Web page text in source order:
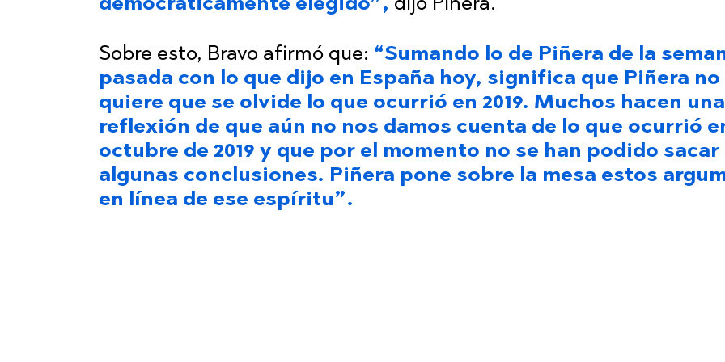
democráticamente elegido”, dijo Piñera.
Sobre esto, Bravo afirmó que: “Sumando lo de Piñera de la
pasada con lo que dijo en España hoy, significa que Piñera no
quiere que se olvide lo que ocurrió en 2019. Muchos hacen una
reflexión de que aún no nos damos cuenta de lo que ocurrió
octubre de 2019 y que por el momento no se han podido sacar
algunas conclusiones. Piñera pone sobre la mesa estos
en línea de ese espíritu”.